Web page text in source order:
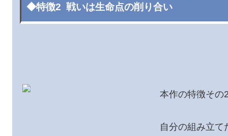
◆特徴2 戦いは生命点の削り合い
本作の特徴その
自分の組み立て